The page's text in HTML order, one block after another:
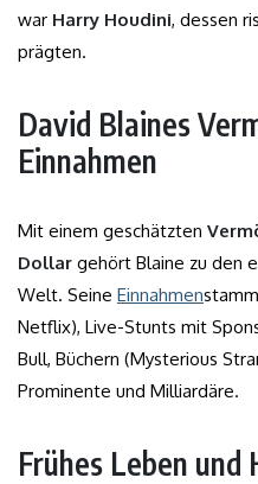
war Harry Houdini, dessen
prägten.
David Blaines
Einnahmen
Mit einem geschätzten
Dollar gehört Blaine zu den
Welt. Seine Einnahmen
Netflix), Live-Stunts mit
Bull, Büchern (Mysterious
Prominente und Milliardäre.
Frühes Leben und